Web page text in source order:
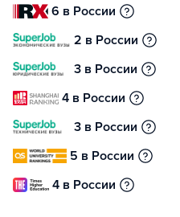
6 в России
2 в России
3 в России
4 в России
3 в России
5 в России
4 в России